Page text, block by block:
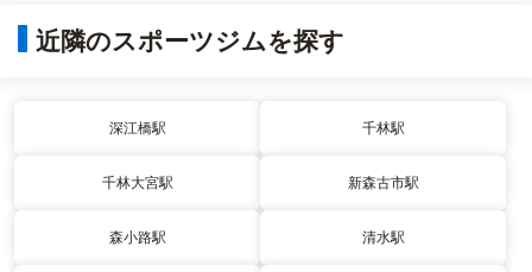
近隣のスポーツジムを探す
深江橋駅 千林駅
千林大宮駅 新森古市駅
森小路駅 清水駅